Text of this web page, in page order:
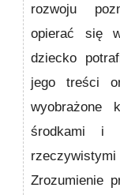
rozwoju
opierać się
dziecko
jego treści
wyobrażone
środkami i
Zrozumienie